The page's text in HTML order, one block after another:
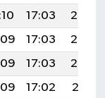
17:03
20:24
17:03
20:23
17:03
20:22
17:02
20:21